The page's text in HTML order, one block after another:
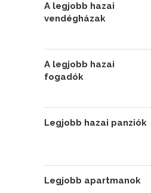
A legjobb hazai
vendégházak
A legjobb hazai
fogadók
Legjobb hazai panziók
Legjobb apartmanok